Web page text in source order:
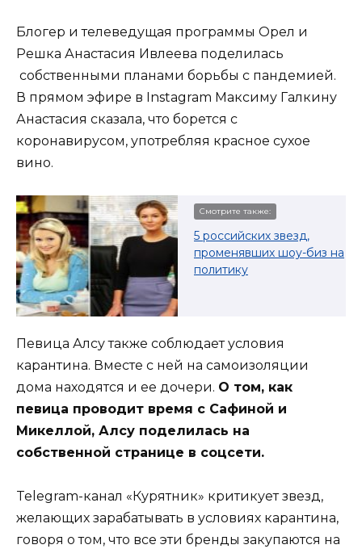
Блогер и телеведущая программы Орел и
Решка Анастасия Ивлеева поделилась
собственными планами борьбы с пандемией.
В прямом эфире в Instagram Максиму Галкину
Анастасия сказала, что борется с
коронавирусом, употребляя красное сухое
вино.
Смотрите также:
5 российских звезд,
променявших шоу-биз на
политику
Певица Алсу также соблюдает условия
карантина. Вместе с ней на самоизоляции
дома находятся и ее дочери. О том, как
певица проводит время с Сафиной и
Микеллой, Алсу поделилась на
собственной странице в соцсети.
Telegram-канал «Курятник» критикует звезд,
желающих зарабатывать в условиях карантина,
говоря о том, что все эти бренды закупаются на